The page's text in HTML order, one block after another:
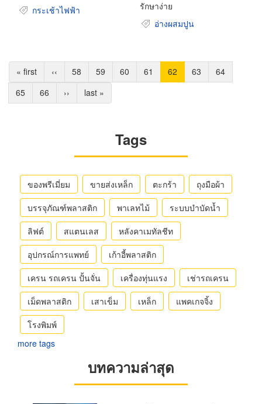
กระเช้าไฟฟ้า
รักษาง่าย
อ่างผสมปูน
Pagination
หน้า
« first
หน้า
หน้า
‹‹ Page
58 Page
59 Page
60 Page
61
Current
page
62 Page
63 Page
64
Page
65 Page
66
Next
page
››
Last
page
last »
Tags
ของพรีเมี่ยม ขายส่งเหล็ก ตะกร้า
ถุงมือผ้า
บรรจุภัณฑ์พลาสติก
พาเลทไม้
ระบบบำบัดน้ำ
ลิฟต์
สแตนเลส
หลังคาเมทัลชีท
อุปกรณ์การแพทย์
เก้าอี้พลาสติก
เครน รถเครน ปั้นจั่น
เครื่องทุ่นแรง
เช่ารถเครน
เม็ดพลาสติก
เสาเข็ม เหล็ก
แพคเกจจิ้ง
โรงพิมพ์
more tags
บทความล่าสุด